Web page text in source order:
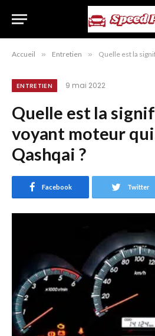
Accueil » Entretien » Quelle est la signification
ENTRETIEN 9 mai 2022
Quelle est la
voyant moteur qui
Qashqai ?
Facebook Twitter